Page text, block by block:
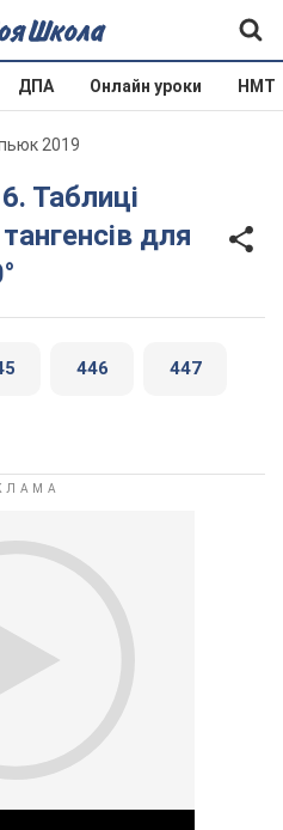
ДПА Онлайн уроки НМТ
2019
для
446 447